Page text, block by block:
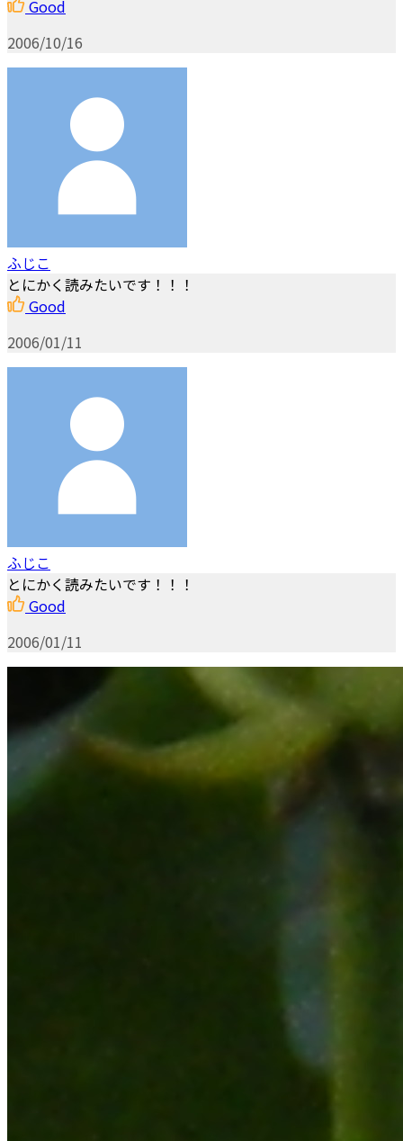
Good
2006/10/16
ふじこ
とにかく読みたいです！！！
Good
2006/01/11
ふじこ
とにかく読みたいです！！！
Good
2006/01/11